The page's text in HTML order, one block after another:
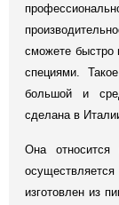
сможете быстро
специями.
большой и
сделана в
Она
изготовлен из